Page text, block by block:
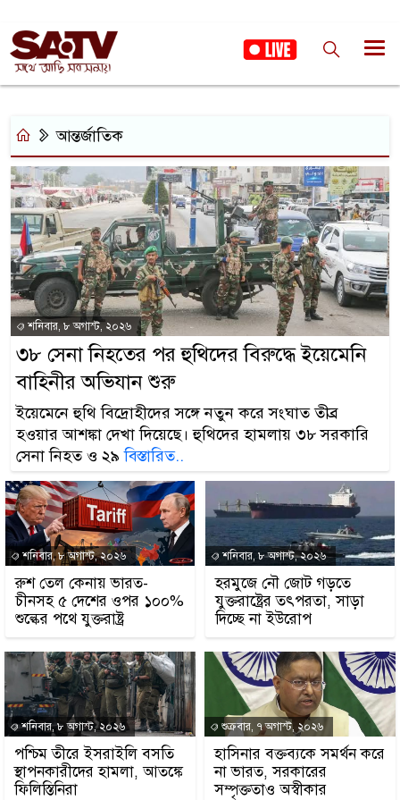
আন্তর্জাতিক
শনিবার, ৮ অগাস্ট, ২০২৬
৩৮ সেনা নিহতের পর হুথিদের বিরুদ্ধে ইয়েমেনি
বাহিনীর অভিযান শুরু
ইয়েমেনে হুথি বিদ্রোহীদের সঙ্গে নতুন করে সংঘাত তীব্র
হওয়ার আশঙ্কা দেখা দিয়েছে। হুথিদের হামলায় ৩৮ সরকারি
সেনা নিহত ও ২৯বিস্তারিত..
শনিবার, ৮ অগাস্ট, ২০২৬
রুশ তেল কেনায় ভারত-
চীনসহ ৫ দেশের ওপর ১০০%
শুল্কের পথে যুক্তরাষ্ট্র
শনিবার, ৮ অগাস্ট, ২০২৬
হরমুজে নৌ জোট গড়তে
যুক্তরাষ্ট্রের তৎপরতা, সাড়া
দিচ্ছে না ইউরোপ
শনিবার, ৮ অগাস্ট, ২০২৬
পশ্চিম তীরে ইসরাইলি বসতি
স্থাপনকারীদের হামলা, আতঙ্কে
ফিলিস্তিনিরা
শুক্রবার, ৭ অগাস্ট, ২০২৬
হাসিনার বক্তব্যকে সমর্থন করে
না ভারত, সরকারের
সম্পৃক্ততাও অস্বীকার